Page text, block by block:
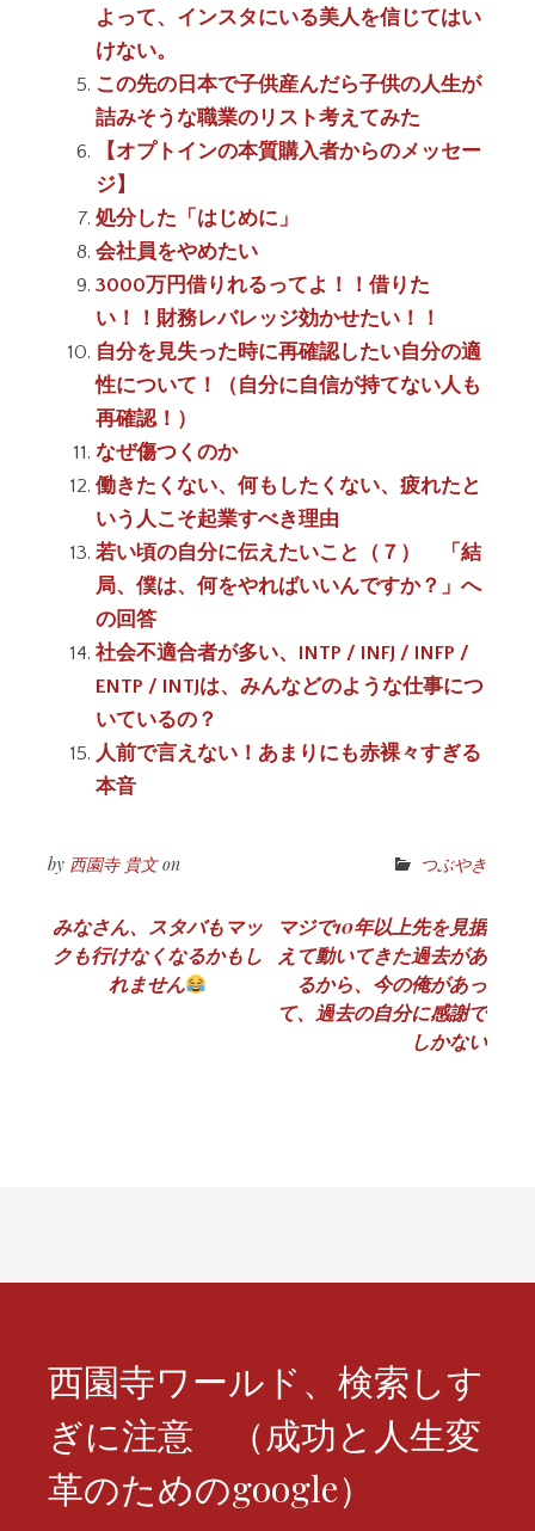
よって、インスタにいる美人を信じてはい
けない。
この先の日本で子供産んだら子供の人生が
詰みそうな職業のリスト考えてみた
【オプトインの本質購入者からのメッセー
ジ】
処分した「はじめに」
会社員をやめたい
3000万円借りれるってよ！！借りた
い！！財務レバレッジ効かせたい！！
自分を見失った時に再確認したい自分の適
性について！（自分に自信が持てない人も
再確認！）
なぜ傷つくのか
働きたくない、何もしたくない、疲れたと
いう人こそ起業すべき理由
若い頃の自分に伝えたいこと（７） 「結
局、僕は、何をやればいいんですか？」へ
の回答
社会不適合者が多い、INTP / INFJ / INFP /
ENTP / INTJは、みんなどのような仕事につ
いているの？
人前で言えない！あまりにも赤裸々すぎる
本音
by 西園寺 貴文on つぶやき
投
稿
ン
みなさん、スタバもマッ
クも行けなくなるかもし
れません
マジで10年以上先を見据
えて動いてきた過去があ
るから、今の俺があっ
て、過去の自分に感謝で
しかない
西園寺ワールド、検索しす
ぎに注意 （成功と人生変
革のためのgoogle）